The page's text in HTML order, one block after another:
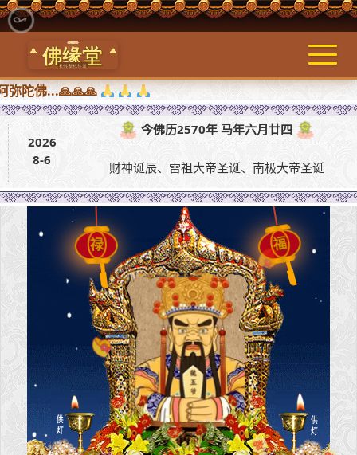
陀佛...🙏🙏🙏
2026
8-6
今佛历2570年 马年六月廿四
财神诞辰、雷祖大帝圣诞、南极大帝圣诞
福
禄